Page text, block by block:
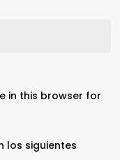
in this browser for
los siguientes